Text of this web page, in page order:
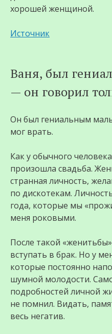
хорошей женщиной.
Источник
Ваня, был
— он говорил
Он был гениальным
мог врать.
Как у обычного
произошла свадьба.
странная личность,
по дискотекам.
года, которые мы
меня роковыми.
После такой
вступать в брак. Но у
которые постоянно
шумной молодости.
подробностей личной
не помнил. Видать,
весь негатив.